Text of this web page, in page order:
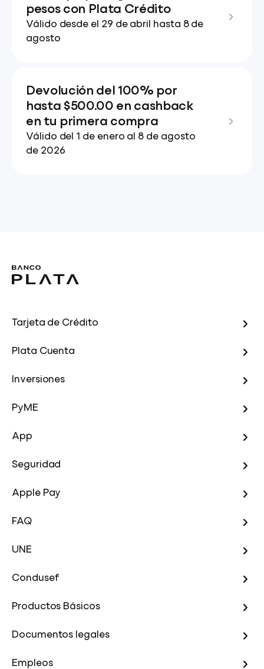
pesos con Plata Crédito
Válido desde el 29 de abril hasta 8 de
agosto
Devolución del 100% por
hasta $500.00 en cashback
en tu primera compra
Válido del 1 de enero al 8 de agosto
de 2026
Tarjeta de Crédito
Plata Cuenta
Inversiones
PyME
App
Seguridad
Apple Pay
FAQ
UNE
Condusef
Productos Básicos
Documentos legales
Empleos